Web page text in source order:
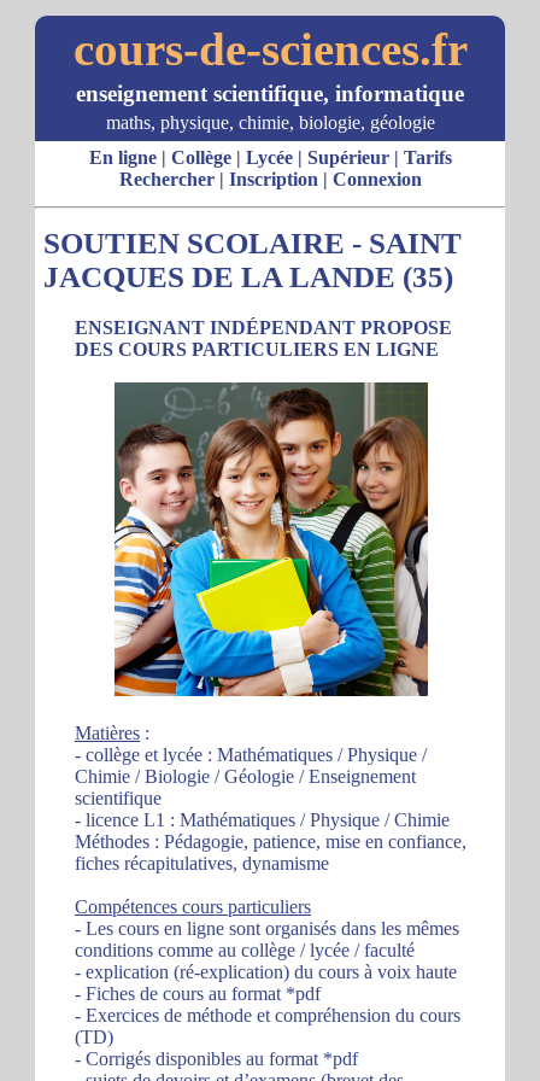
cours-de-sciences.fr
enseignement scientifique, informatique
maths, physique, chimie, biologie, géologie
En ligne| Collège| Lycée| Supérieur| Tarifs
Rechercher| Inscription | Connexion
SOUTIEN SCOLAIRE - SAINT
JACQUES DE LA LANDE (35)
ENSEIGNANT INDÉPENDANT PROPOSE
DES COURS PARTICULIERS EN LIGNE
Matières :
- collège et lycée : Mathématiques / Physique /
Chimie / Biologie / Géologie / Enseignement
scientifique
- licence L1 : Mathématiques / Physique / Chimie
Méthodes : Pédagogie, patience, mise en confiance,
fiches récapitulatives, dynamisme
Compétences cours particuliers
- Les cours en ligne sont organisés dans les mêmes
conditions comme au collège / lycée / faculté
- explication (ré-explication) du cours à voix haute
- Fiches de cours au format *pdf
- Exercices de méthode et compréhension du cours
(TD)
- Corrigés disponibles au format *pdf